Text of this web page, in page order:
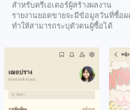
สำหรับครีเอเตอร์ผู้สร้างผลงาน
รายงานยอดขายจะมีข้อมูลวันที่ซื้อ
ทำให้สามารถระบุตัวตนผู้ซื้อได้